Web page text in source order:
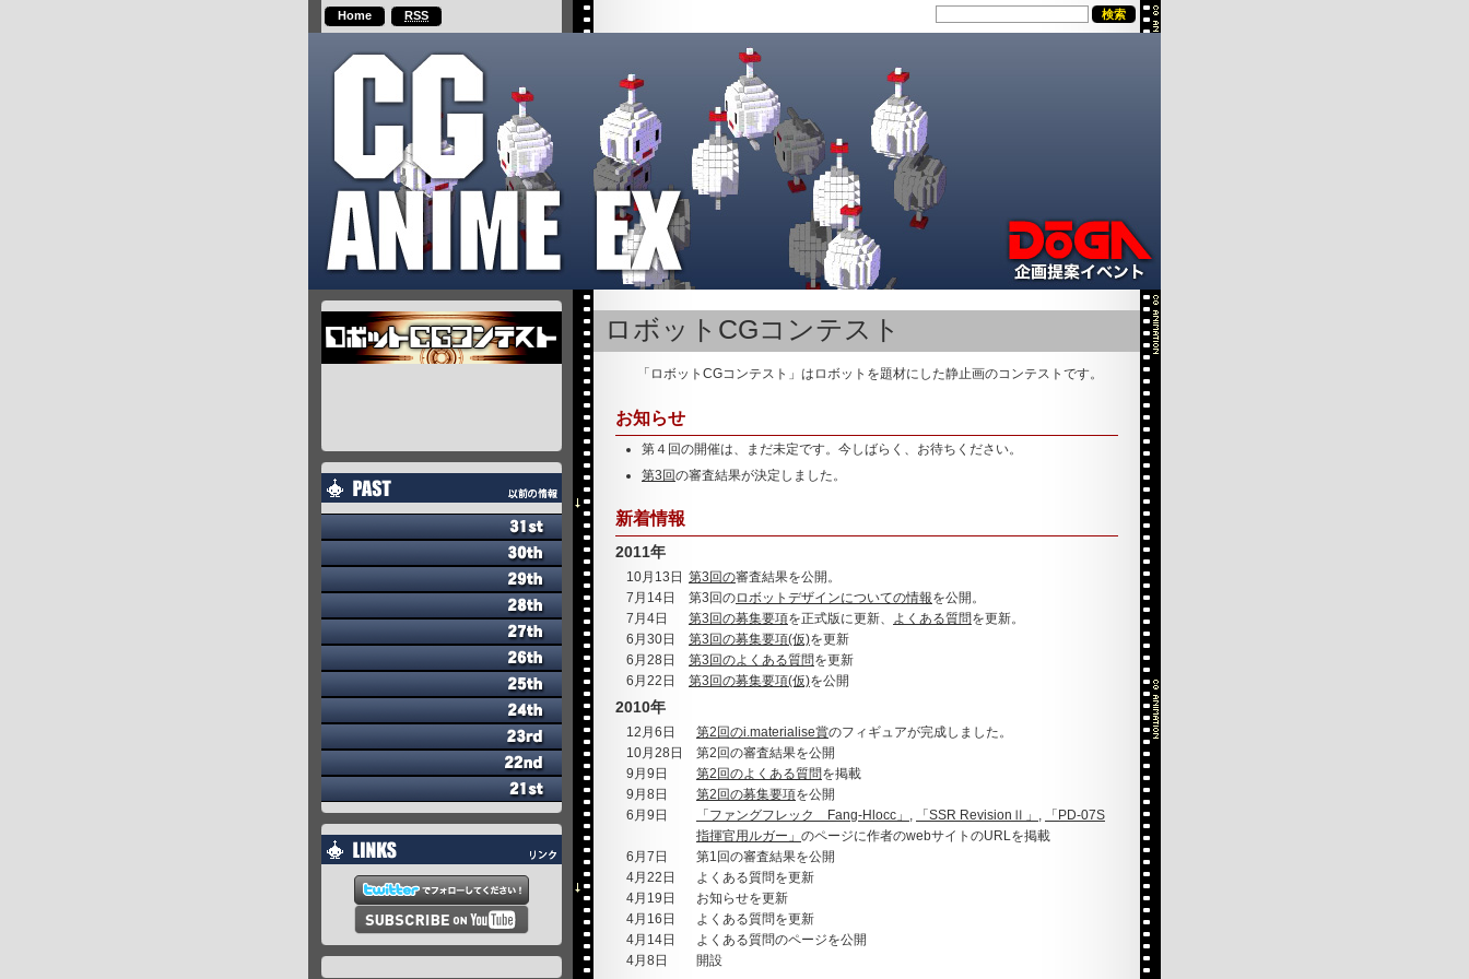
Home RSS
ロボットCGコンテスト
「ロボットCGコンテスト」はロボットを題材にした静止画のコンテストです。
お知らせ
第４回の開催は、まだ未定です。今しばらく、お待ちください。
第3回の審査結果が決定しました。
新着情報
2011年
10月13日 第3回の審査結果を公開。
7月14日
第3回のロボットデザインについての情報を公開。
7月4日
第3回の募集要項を正式版に更新、 よくある質問を更新。
6月30日
第3回の募集要項(仮)を更新
6月28日
第3回のよくある質問を更新
6月22日 第3回の募集要項(仮)を公開
2010年
12月6日 第2回のi.materialise賞のフィギュアが完成しました。
10月28日 第2回の審査結果を公開
9月9日
第2回のよくある質問を掲載
9月8日
第2回の募集要項を公開
6月9日
「ファングフレック Fang-Hlocc」 , 「SSR RevisionⅡ」 ,
「PD-07S
指揮官用ルガー」 のページに作者のwebサイトのURLを掲載
6月7日
第1回の審査結果を公開
4月22日
よくある質問を更新
4月19日
お知らせを更新
4月16日
よくある質問を更新
4月14日
よくある質問のページを公開
4月8日
開設